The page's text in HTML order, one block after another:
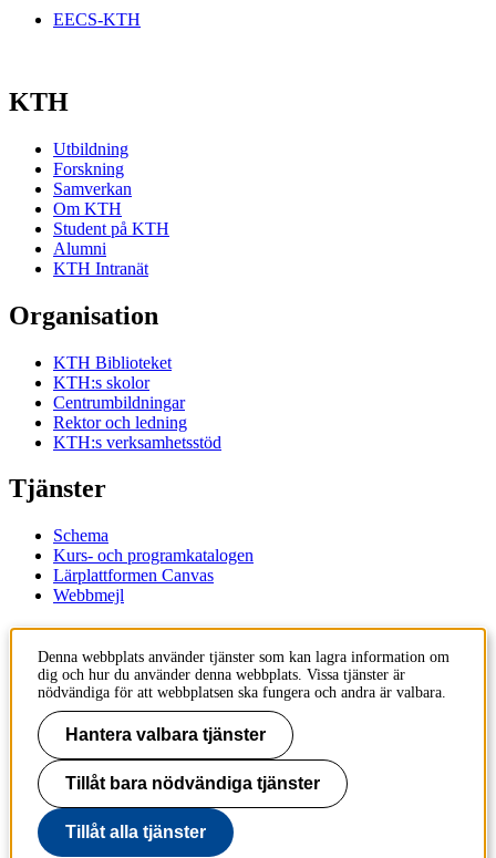
EECS-KTH
KTH
Utbildning
Forskning
Samverkan
Om KTH
Student på KTH
Alumni
KTH Intranät
Organisation
KTH Biblioteket
KTH:s skolor
Centrumbildningar
Rektor och ledning
KTH:s verksamhetsstöd
Tjänster
Schema
Kurs- och programkatalogen
Lärplattformen Canvas
Webbmejl
KTH
100 44 Stockholm
+46 8 790 60 00
Kontakta KTH
Jobba på KTH
Press och media
Faktura och betalning KTH
Om KTH:s webbplatser
Denna webbplats använder tjänster som kan lagra information om
dig och hur du använder denna webbplats. Vissa tjänster är
nödvändiga för att webbplatsen ska fungera och andra är valbara.
Hantera valbara tjänster
Tillåt bara nödvändiga tjänster
Tillåt alla tjänster